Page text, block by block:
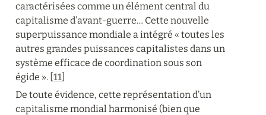
caractérisées comme un élément central du
capitalisme d’avant-guerre… Cette nouvelle
superpuissance mondiale a intégré « toutes les
autres grandes puissances capitalistes dans un
système efficace de coordination sous son
égide ». [11]
De toute évidence, cette représentation d’un
capitalisme mondial harmonisé (bien que